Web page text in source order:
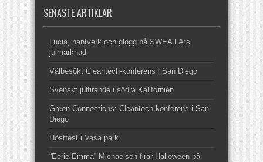
SENASTE ARTIKLAR
Lucia, hantverk och glögg på SWEA LA:s
julmarknad
Välbesökt Cleantech-konferens i San Diego
Svenskt julfirande i södra Kalifornien
Green Connections: Cleantech-konferens i San
Diego
Höstfest i Vasa park
“Eerie Emma” Michaelsen firar Halloween på